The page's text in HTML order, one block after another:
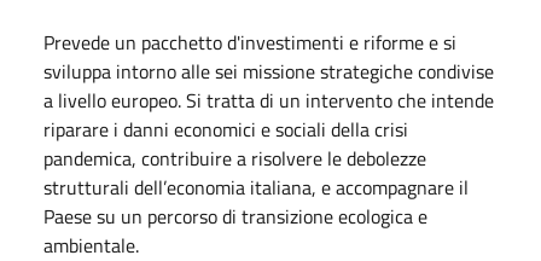
Prevede un pacchetto d'investimenti e riforme e si
sviluppa intorno alle sei missione strategiche condivise
a livello europeo. Si tratta di un intervento che intende
riparare i danni economici e sociali della crisi
pandemica, contribuire a risolvere le debolezze
strutturali dell’economia italiana, e accompagnare il
Paese su un percorso di transizione ecologica e
ambientale.